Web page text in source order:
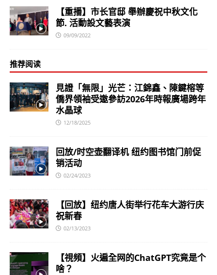
【重播】市长官邸 舉辦慶祝中秋文化
節. 活動設文藝表演
09/09/2022
推荐阅读
見證「無限」光芒：江錦鑫、陳鍵榕等
僑界領袖受邀參訪2026年時報廣場跨年
水晶球
12/18/2025
回放/时空壶翻译机 纽约图书馆门前促
销活动
02/24/2023
【回放】纽约唐人街举行花车大游行庆
祝新春
02/13/2023
【視頻】火遍全网的ChatGPT究竟是个
啥？